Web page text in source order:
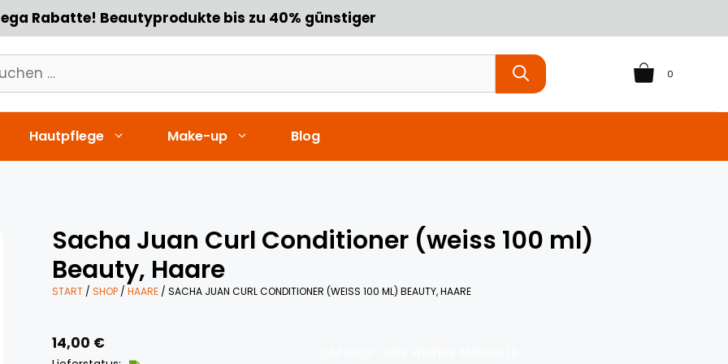
Rabatte! Beautyprodukte bis zu 40% günstiger
0
Hautpflege Make-up Blog
Sacha Juan Curl Conditioner (weiss 100 ml)
Beauty, Haare
START / SHOP / HAARE / SACHA JUAN CURL CONDITIONER (WEISS 100 ML) BEAUTY, HAARE
14,00 €